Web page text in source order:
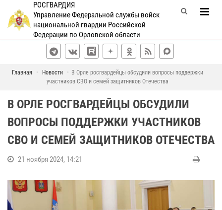
РОСГВАРДИЯ
Управление Федеральной службы войск
национальной гвардии Российской
Федерации по Орловской области
Главная Новости
В Орле росгвардейцы обсудили вопросы поддержки
участников СВО и семей защитников Отечества
В ОРЛЕ РОСГВАРДЕЙЦЫ ОБСУДИЛИ
ВОПРОСЫ ПОДДЕРЖКИ УЧАСТНИКОВ
СВО И СЕМЕЙ ЗАЩИТНИКОВ ОТЕЧЕСТВА
21 ноября 2024, 14:21